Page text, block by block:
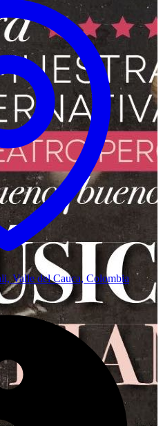
Valle del Cauca, Colombia